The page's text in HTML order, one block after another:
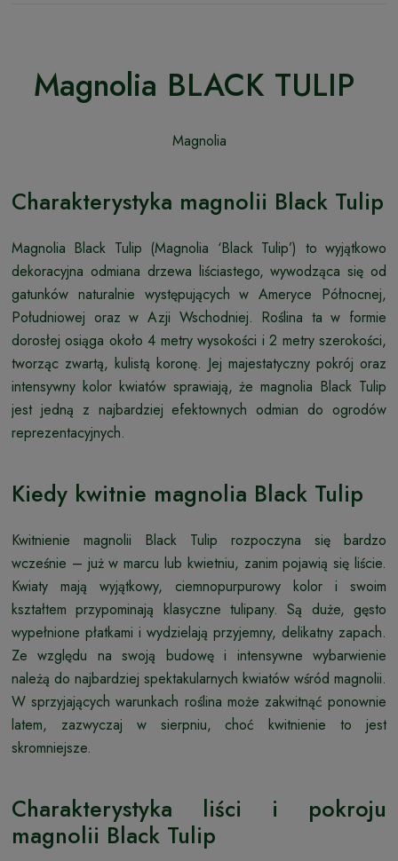
Magnolia BLACK TULIP
Magnolia
Charakterystyka magnolii Black Tulip
Magnolia Black Tulip (Magnolia ‘Black Tulip’) to wyjątkowo
dekoracyjna odmiana drzewa liściastego, wywodząca się od
gatunków naturalnie występujących w Ameryce Północnej,
Południowej oraz w Azji Wschodniej. Roślina ta w formie
dorosłej osiąga około 4 metry wysokości i 2 metry szerokości,
tworząc zwartą, kulistą koronę. Jej majestatyczny pokrój oraz
intensywny kolor kwiatów sprawiają, że magnolia Black Tulip
jest jedną z najbardziej efektownych odmian do ogrodów
reprezentacyjnych.
Kiedy kwitnie magnolia Black Tulip
Kwitnienie magnolii Black Tulip rozpoczyna się bardzo
wcześnie – już w marcu lub kwietniu, zanim pojawią się liście.
Kwiaty mają wyjątkowy, ciemnopurpurowy kolor i swoim
kształtem przypominają klasyczne tulipany. Są duże, gęsto
wypełnione płatkami i wydzielają przyjemny, delikatny zapach.
Ze względu na swoją budowę i intensywne wybarwienie
należą do najbardziej spektakularnych kwiatów wśród magnolii.
W sprzyjających warunkach roślina może zakwitnąć ponownie
latem, zazwyczaj w sierpniu, choć kwitnienie to jest
skromniejsze.
Charakterystyka liści i pokroju
magnolii Black Tulip